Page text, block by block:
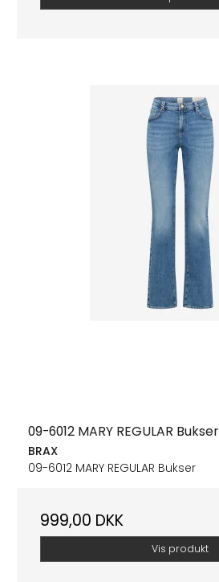
09-6012 MARY REGULAR Bukser
BRAX
09-6012 MARY REGULAR Bukser
999,00 DKK
Vis produkt